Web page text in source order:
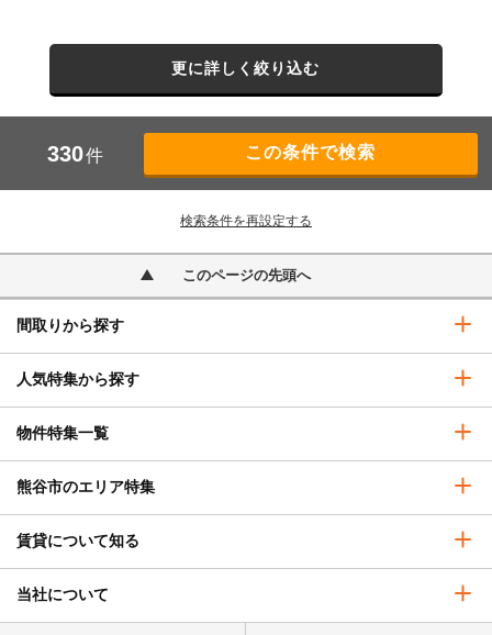
更に詳しく絞り込む
330件
検索条件を再設定する
このページの先頭へ
間取りから探す
人気特集から探す
物件特集一覧
熊谷市のエリア特集
賃貸について知る
当社について